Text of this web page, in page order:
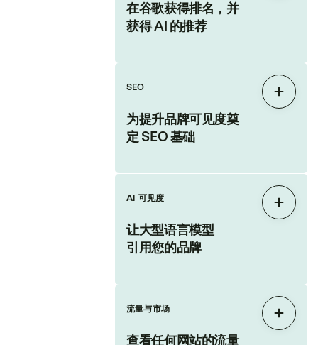
在谷歌获得排名，并
获得 AI 的推荐
SEO
为提升品牌可见度奠
定 SEO 基础
展开
AI 可见度
让大型语言模型
引用您的品牌
展开
流量与市场
查看任何网站的流量
展开